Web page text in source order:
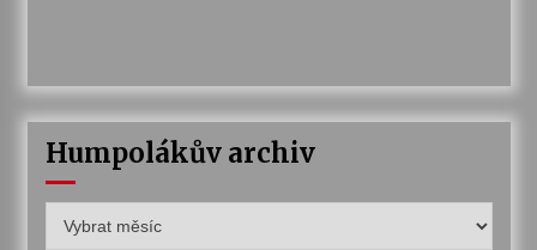
Humpolákův archiv
archiv